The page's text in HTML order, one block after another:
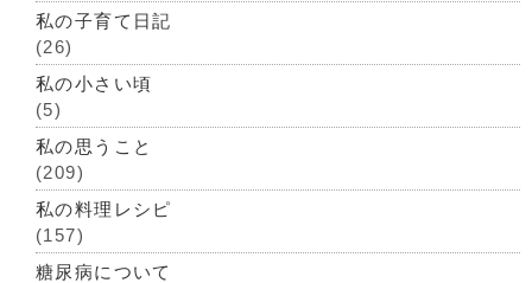
私の子育て日記
(26)
私の小さい頃
(5)
私の思うこと
(209)
私の料理レシピ
(157)
糖尿病について